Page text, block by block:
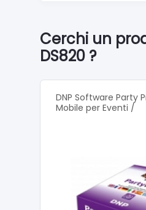
Cerchi un
DS820 ?
DNP Software Party
Mobile per Eventi /